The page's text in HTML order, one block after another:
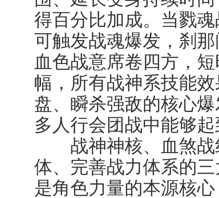
得百分比加成。当戮
可触发战魂爆发 ，刹
血色战意席卷四方，
幅，所有战神系技能
盘、瞬杀强敌的核心
多人行会团战中能够
战神神核、血煞战
体、完善战力体系的
是角色力量的本源核